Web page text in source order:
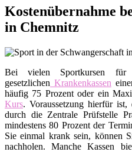
Kostenübernahme
in Chemnitz
Bei vielen Sportkursen für
gesetzlichen Krankenkassen
häufig 75 Prozent oder ein
Kurs. Voraussetzung hierfür ist,
durch die Zentrale Prüfstelle
mindestens 80 Prozent der
Sie einmal krank sein, können
nachholen. Manche Kassen